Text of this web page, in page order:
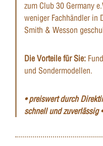
zum Club 30 Germany
weniger Fachhändler in
Smith & Wesson
Die Vorteile für Sie:
und Sondermodellen.
• preiswert durch
schnell und zuverlässig •